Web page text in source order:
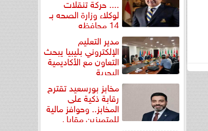
.... حركة تنقلات
لوكلاء وزارة الصحه بـ
14 محافظه
مدير التعليم
الإلكتروني بليبيا يبحث
التعاون مع الأكاديمية
البحرية
مخابز بورسعيد تقترح
رقابة ذكية على
المخابز.. وحوافز مالية
للمتميزين مقابل